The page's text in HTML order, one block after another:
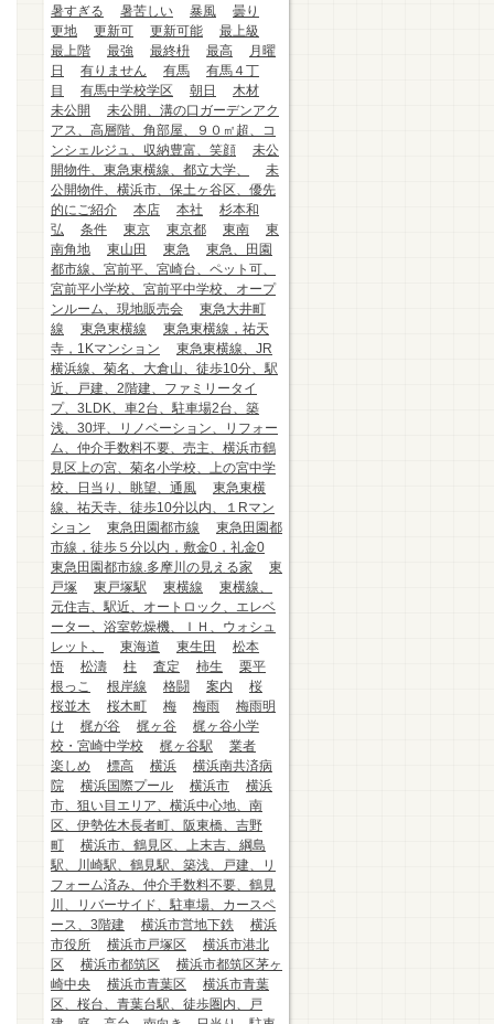
暑すぎる
暑苦しい 暴風
曇り
更地
更新可 更新可能
最上級
最上階
最強 最終枡 最高
月曜
日
有りません 有馬
有馬４丁
目
有馬中学校学区 朝日
木材
未公開
未公開、溝の口ガーデンアク
アス、高層階、角部屋、９０㎡超、コ
ンシェルジュ、収納豊富、笑顔
未公
開物件、東急東横線、都立大学、
未
公開物件、横浜市、保土ヶ谷区、優先
的にご紹介
本店 本社
杉本和
弘
条件 東京 東京都 東南
東
南角地
東山田 東急
東急、田園
都市線、宮前平、宮崎台、ペット可、
宮前平小学校、宮前平中学校、オープ
ンルーム、現地販売会
東急大井町
線
東急東横線
東急東横線，祐天
寺，1Kマンション
東急東横線、JR
横浜線、菊名、大倉山、徒歩10分、駅
近、戸建、2階建、ファミリータイ
プ、3LDK、車2台、駐車場2台、築
浅、30坪、リノベーション、リフォー
ム、仲介手数料不要、売主、横浜市鶴
見区上の宮、菊名小学校、上の宮中学
校、日当り、眺望、通風
東急東横
線、祐天寺、徒歩10分以内、１Rマン
ション
東急田園都市線
東急田園都
市線，徒歩５分以内，敷金0，礼金0
東急田園都市線.多摩川の見える家
東
戸塚
東戸塚駅 東横線
東横線、
元住吉、駅近、オートロック、エレベ
ーター、浴室乾燥機、ＩＨ、ウォシュ
レット、
東海道 東生田
松本
悟
松濤 柱 査定 柿生
栗平
根っこ
根岸線 格闘 案内
桜
桜並木
桜木町 梅 梅雨
梅雨明
け
梶が谷 梶ヶ谷
梶ヶ谷小学
校・宮崎中学校
梶ヶ谷駅
業者
楽しめ
標高 横浜
横浜南共済病
院
横浜国際プール 横浜市
横浜
市、狙い目エリア、横浜中心地、南
区、伊勢佐木長者町、阪東橋、吉野
町
横浜市、鶴見区、上末吉、綱島
駅、川崎駅、鶴見駅、築浅、戸建、リ
フォーム済み、仲介手数料不要、鶴見
川、リバーサイド、駐車場、カースペ
ース、3階建
横浜市営地下鉄
横浜
市役所
横浜市戸塚区
横浜市港北
区
横浜市都筑区
横浜市都筑区茅ヶ
崎中央
横浜市青葉区
横浜市青葉
区、桜台、青葉台駅、徒歩圏内、戸